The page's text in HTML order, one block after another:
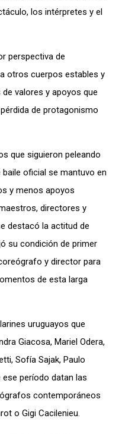
los intérpretes y el
perspectiva de
otros cuerpos estables y
valores y apoyos que
de protagonismo
que siguieron peleando
oficial se mantuvo en
y menos apoyos
directores y
destacó la actitud de
su condición de primer
y director para
de esta larga
uruguayos que
Giacosa, Mariel Odera,
Sofía Sajak, Paulo
ese período datan las
contemporáneos
o Gigi Cacilenieu.